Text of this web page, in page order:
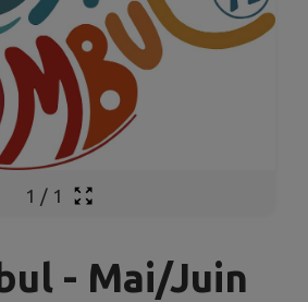
1 / 1
- Mai/Juin